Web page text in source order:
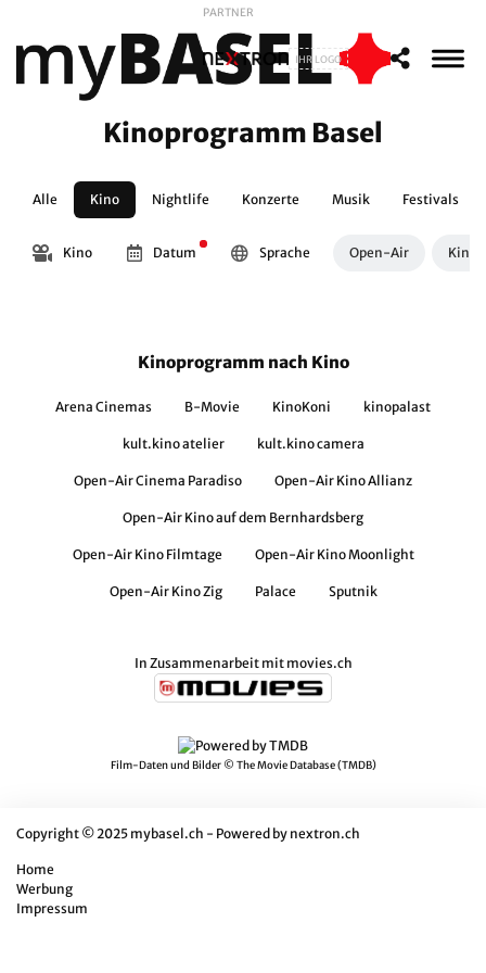
PARTNER
IHR LOGO
Kinoprogramm Basel
Alle Kino Nightlife Konzerte Musik Festivals
Kino Datum Sprache Open-Air Kinos
Kinoprogramm nach Kino
Arena Cinemas B-Movie KinoKoni kinopalast
kult.kino atelier kult.kino camera
Open-Air Cinema Paradiso Open-Air Kino Allianz
Open-Air Kino auf dem Bernhardsberg
Open-Air Kino Filmtage Open-Air Kino Moonlight
Open-Air Kino Zig Palace Sputnik
In Zusammenarbeit mit movies.ch
Film-Daten und Bilder © The Movie Database (TMDB)
Copyright © 2025 mybasel.ch - Powered by nextron.ch
Home
Werbung
Impressum